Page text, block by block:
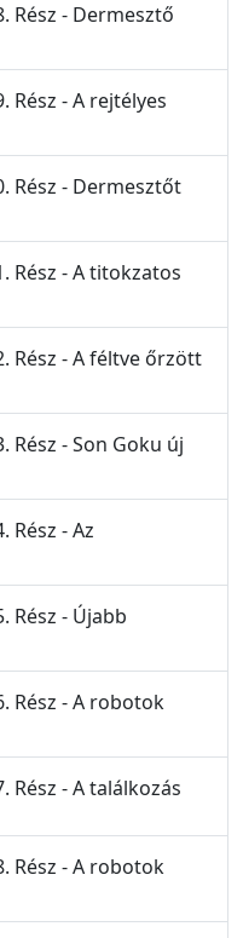
Rész - Dermesztő
Rész - A rejtélyes
Rész - Dermesztőt
Rész - A titokzatos
Rész - A féltve őrzött
Rész - Son Goku új
Rész - Az
Rész - Újabb
Rész - A robotok
Rész - A találkozás
Rész - A robotok